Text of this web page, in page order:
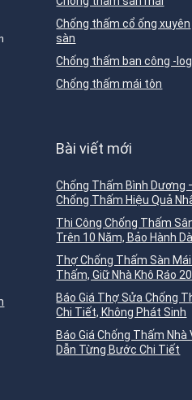
Chống thấm cổ ống xuyên
sàn
Chống thấm ban công -
Chống thấm mái tôn
Bài viết mới
Chống Thấm Bình Dương
Chống Thấm Hiệu Quả
Thi Công Chống Thấm
Trên 10 Năm, Bảo Hành
Thợ Chống Thấm Sàn
Thấm, Giữ Nhà Khô Ráo
Báo Giá Thợ Sửa Chống
Chi Tiết, Không Phát Sinh
Báo Giá Chống Thấm
Dẫn Từng Bước Chi Tiết